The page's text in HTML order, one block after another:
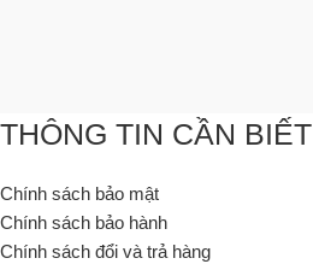
THÔNG TIN CẦN BIẾT
Chính sách bảo mật
Chính sách bảo hành
Chính sách đổi và trả hàng